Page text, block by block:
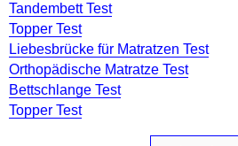
Tandembett Test
Topper Test
Liebesbrücke für Matratzen Test
Orthopädische Matratze Test
Bettschlange Test
Topper Test